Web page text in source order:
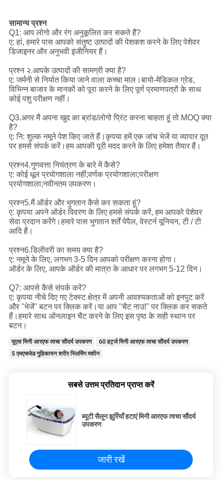
सामान्य प्रश्न
Q1: आप लोगो और रंग अनुकूलित कर सकते हैं?
ए: हां, हमारे पास आपको संतुष्ट उत्पादों की पेशकश करने के लिए पेशेवर
डिजाइनर और अनुभवी इंजीनियर हैं।
प्रश्न २.आपके उत्पादों की सामग्री क्या है?
ए: जर्मनी से निर्यात किया जाने वाला कच्चा माल।बायो-मेडिकल ग्रेड,
विभिन्न बाजार के मानकों को पूरा करने के लिए पूर्ण प्रमाणपत्रों के साथ
कोई पशु परीक्षण नहीं।
Q3.अगर मैं अपना खुद का ब्रांड/लोगो प्रिंट करना चाहता हूं तो MOQ क्या
है?
ए: नि: शुल्क नमूने पेश किए जाते हैं।कृपया हमें एक जांच भेजें या व्यापार दूत
पर हमसे संपर्क करें।हम आपकी पूरी मदद करने के लिए हमेशा तैयार हैं।
प्रश्न4.गुणवत्ता नियंत्रण के बारे में कैसे?
ए: कोई धूल प्रयोगशाला नहीं;वर्णक प्रयोगशाला;परीक्षण
प्रयोगशाला;नवीनतम उपकरण।
प्रश्न5.मैं ऑर्डर और भुगतान कैसे कर सकता हूं?
ए: कृपया अपने ऑर्डर विवरण के लिए हमसे संपर्क करें, हम आपको पेशेवर
सेवा प्रदान करेंगे।हमारे पास भुगतान शर्तें पेपैल, वेस्टर्न यूनियन, टी / टी
आदि हैं।
प्रश्न6.डिलीवरी का समय क्या है?
ए: नमूने के लिए, लगभग 3-5 दिन आपको परीक्षण करना होगा।
ऑर्डर के लिए, आपके ऑर्डर की मात्रा के आधार पर लगभग 5-12 दिन।
Q7: आपसे कैसे संपर्क करें?
ए: कृपया नीचे दिए गए टेक्स्ट क्षेत्र में अपनी आवश्यकताओं को इनपुट करें
और "भेजें" बटन पर क्लिक करें।या आप "चैट नाउ!" पर क्लिक कर सकते
हैं।हमारे साथ ऑनलाइन चैट करने के लिए इस पृष्ठ के सही स्थान पर
बटन।
यूएस मिनी आरएफ त्वचा सौंदर्य उपकरण
60 हर्ट्ज मिनी आरएफ त्वचा सौंदर्य उपकरण
5 एमएचजेड गुहिकायन शरीर स्लिमिंग मशीन
सबसे उत्तम प्रतिदान प्राप्त करें
ब्यूटी सैलून झुर्रियाँ हटाएं मिनी आरएफ त्वचा सौंदर्य
उपकरण
जारी रखें